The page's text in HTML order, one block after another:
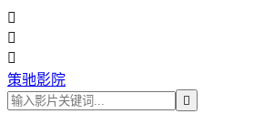



策驰影院
